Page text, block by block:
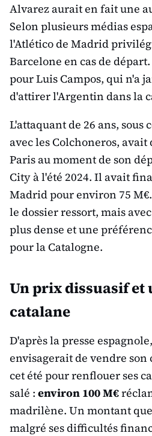
Alvarez aurait en fait une
Selon plusieurs médias
l'Atlético de Madrid
Barcelone en cas de
pour Luis Campos, qui n'a
d'attirer l'Argentin dans la
L'attaquant de 26 ans, sous
avec les Colchoneros,
Paris au moment de son
City à l'été 2024. Il avait
Madrid pour environ 75
le dossier ressort, mais
plus dense et une
pour la Catalogne.
Un prix dissuasif et
catalane
D'après la presse
envisagerait de vendre
cet été pour renflouer ses
salé : environ 100 M€
madrilène. Un montant
malgré ses difficultés